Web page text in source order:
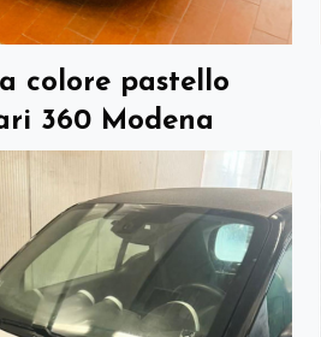
colore pastello
360 Modena